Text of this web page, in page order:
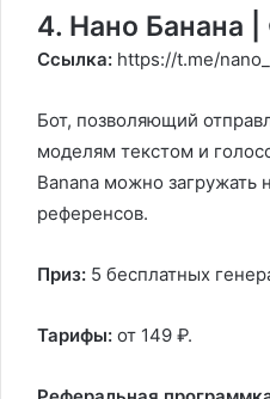
4. Нано Банана
Ссылка: https://t.me/
Бот, позволяющий
моделям текстом и
Banana можно загружать
референсов.
Приз: 5 бесплатных
Тарифы: от 149 ₽.